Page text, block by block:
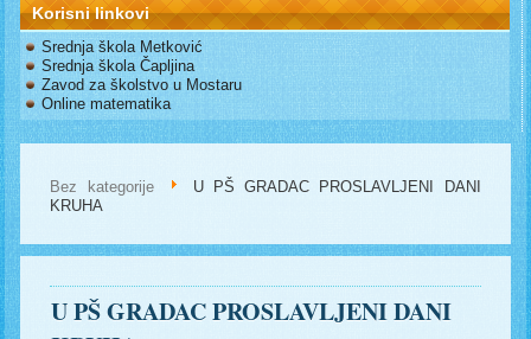
Korisni linkovi
Srednja škola Metković
Srednja škola Čapljina
Zavod za školstvo u Mostaru
Online matematika
Bez kategorije
U PŠ GRADAC PROSLAVLJENI DANI
KRUHA
U PŠ GRADAC PROSLAVLJENI DANI